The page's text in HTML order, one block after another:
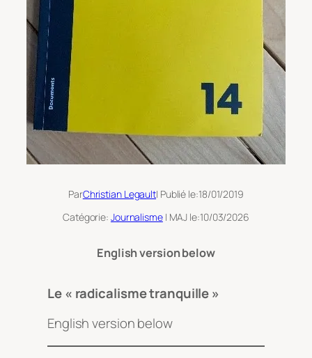
ParChristian Legault| Publié le:18/01/2019
Catégorie: Journalisme| MAJ le:10/03/2026
English version below
Le « radicalisme tranquille »
English version below